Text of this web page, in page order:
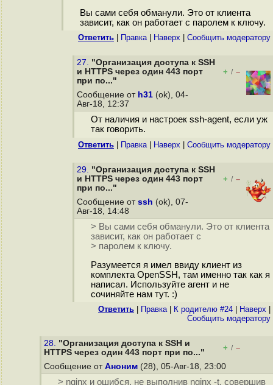
Вы сами себя обманули. Это от клиента
зависит, как он работает с паролем к ключу.
Ответить Правка| Наверх Cообщить модератору
27. "Организация доступа к SSH
и HTTPS через один 443 порт
при по..."
+ / –
Сообщение от h31 (ok), 04-
Авг-18, 12:37
От наличия и настроек ssh-agent, если уж
так говорить.
Ответить Правка| Наверх Cообщить модератору
29. "Организация доступа к SSH
и HTTPS через один 443 порт
при по..."
+ / –
Сообщение от ssh (ok), 07-
Авг-18, 14:48
> Вы сами себя обманули. Это от клиента
зависит, как он работает с
> паролем к ключу.
Разумеется я имел ввиду клиент из
комплекта OpenSSH, там именно так как я
написал. Используйте агент и не
сочиняйте нам тут. :)
Ответить Правка| К родителю #24 Наверх
Cообщить модератору
28. "Организация доступа к SSH и
HTTPS через один 443 порт при по..."
+ / –
Сообщение от Аноним (28), 05-Авг-18, 23:00
> nginx и ошибся, не выполнив nginx -t, совершив